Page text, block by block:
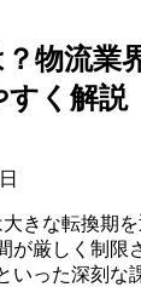
物流業
すく解説
きな転換期
が厳しく制限
いった深刻な